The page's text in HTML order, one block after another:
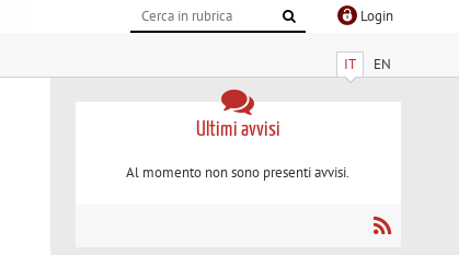
Login
IT EN
Ultimi avvisi
Al momento non sono presenti avvisi.